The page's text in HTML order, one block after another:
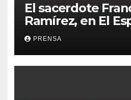
El sacerdote
Ramírez, en El
Iglesia
PRENSA